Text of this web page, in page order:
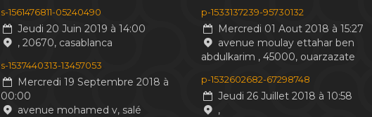
s-1561476811-05240490
Jeudi 20 Juin 2019 à 14:00
, 20670, casablanca
s-1537440313-13457053
Mercredi 19 Septembre 2018 à
00:00
avenue mohamed v, salé
p-1533137239-95730132
Mercredi 01 Aout 2018 à 15:27
avenue moulay ettahar ben
abdulkarim , 45000, ouarzazate
p-1532602682-67298748
Jeudi 26 Juillet 2018 à 10:58
,